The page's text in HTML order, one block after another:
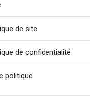
de site
de confidentialité
politique